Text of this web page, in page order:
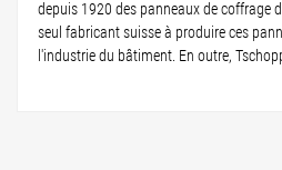
depuis 1920 des panneaux de coffrage
seul fabricant suisse à produire ces
l'industrie du bâtiment. En outre,